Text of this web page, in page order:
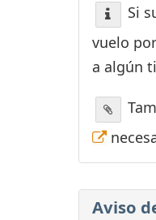
Si
vuelo
a algún
Aviso